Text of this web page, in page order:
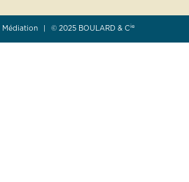
Médiation © 2025 BOULARD & Cie